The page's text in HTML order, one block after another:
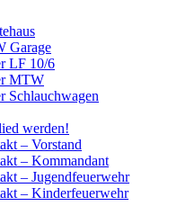
Garage
LF 10/6
MTW
Schlauchwagen
werden!
– Vorstand
– Kommandant
– Jugendfeuerwehr
– Kinderfeuerwehr